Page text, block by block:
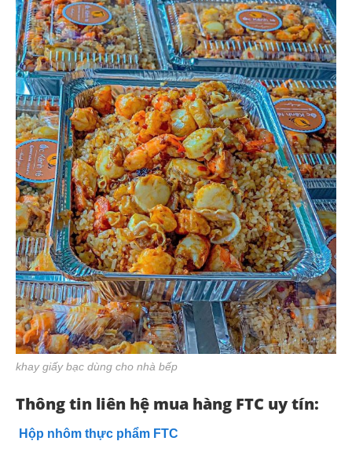
khay giấy bạc dùng cho nhà bếp
Thông tin liên hệ mua hàng FTC uy tín:
Hộp nhôm thực phẩm FTC